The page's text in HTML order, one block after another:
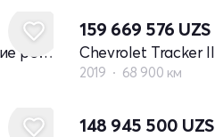
Chevrolet Tracker III - поколение рестайлинг
159 669 576 UZS
2019 68 900 км
148 945 500 UZS